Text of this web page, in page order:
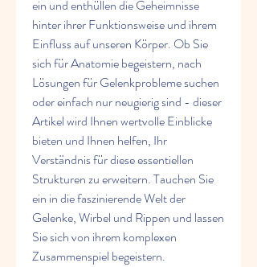
ein und enthüllen die Geheimnisse
hinter ihrer Funktionsweise und ihrem
Einfluss auf unseren Körper. Ob Sie
sich für Anatomie begeistern, nach
Lösungen für Gelenkprobleme suchen
oder einfach nur neugierig sind - dieser
Artikel wird Ihnen wertvolle Einblicke
bieten und Ihnen helfen, Ihr
Verständnis für diese essentiellen
Strukturen zu erweitern. Tauchen Sie
ein in die faszinierende Welt der
Gelenke, Wirbel und Rippen und lassen
Sie sich von ihrem komplexen
Zusammenspiel begeistern.